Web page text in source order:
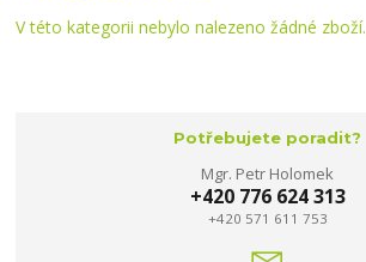
V této kategorii nebylo nalezeno žádné zboží.
Potřebujete poradit?
Mgr. Petr Holomek
+420 776 624 313
+420 571 611 753